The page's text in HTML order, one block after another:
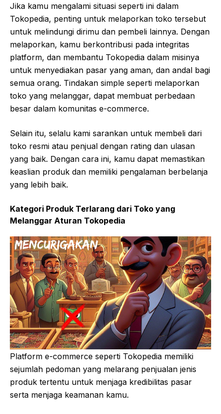
Jika kamu mengalami situasi seperti ini dalam
Tokopedia, penting untuk melaporkan toko tersebut
untuk melindungi dirimu dan pembeli lainnya. Dengan
melaporkan, kamu berkontribusi pada integritas
platform, dan membantu Tokopedia dalam misinya
untuk menyediakan pasar yang aman, dan andal bagi
semua orang. Tindakan simple seperti melaporkan
toko yang melanggar, dapat membuat perbedaan
besar dalam komunitas e-commerce.
Selain itu, selalu kami sarankan untuk membeli dari
toko resmi atau penjual dengan rating dan ulasan
yang baik. Dengan cara ini, kamu dapat memastikan
keaslian produk dan memiliki pengalaman berbelanja
yang lebih baik.
Kategori Produk Terlarang dari Toko yang
Melanggar Aturan Tokopedia
Platform e-commerce seperti Tokopedia memiliki
sejumlah pedoman yang melarang penjualan jenis
produk tertentu untuk menjaga kredibilitas pasar
serta menjaga keamanan kamu.